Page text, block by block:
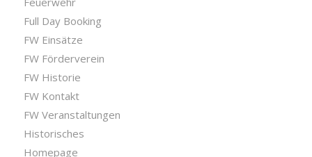
Full Day Booking
FW Einsätze
FW Förderverein
FW Historie
FW Kontakt
FW Veranstaltungen
Historisches
Homepage